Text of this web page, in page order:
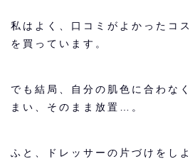
私はよく、口コミがよかったコ
を買っています。
でも結局、自分の肌色に合わな
まい、そのまま放置…。
ふと、ドレッサーの片づけをし